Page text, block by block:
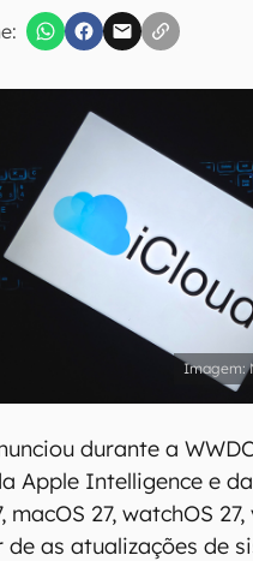
Confirmo que li, aceito e concordo
durante a
Apple Intelligence e
macOS 27, watchOS
de as atualizações de